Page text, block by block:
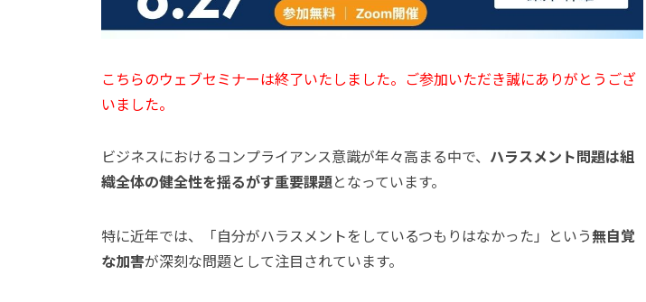
こちらのウェブセミナーは終了いたしました。ご参加いただき誠にありがとうござ
いました。
ビジネスにおけるコンプライアンス意識が年々高まる中で、 ハラスメント問題は組
織全体の健全性を揺るがす重要課題となっています。
特に近年では、「自分がハラスメントをしているつもりはなかった」という無自覚
な加害が深刻な問題として注目されています。